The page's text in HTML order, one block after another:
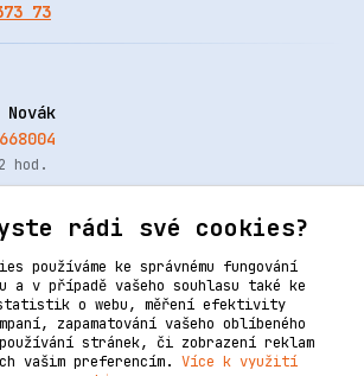
73
hod.
rádi své cookies?
používáme ke správnému fungování
a v případě vašeho souhlasu také ke
o webu, měření efektivity
zapamatování vašeho oblíbeného
stránek, či zobrazení reklam
vašim preferencím. Více k využití